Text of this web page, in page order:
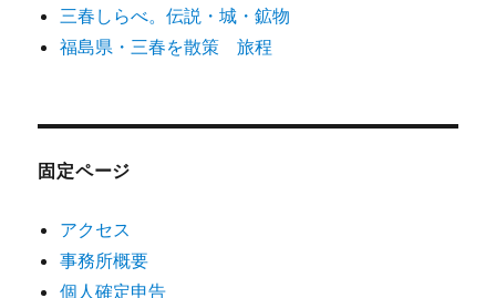
三春しらべ。伝説・城・鉱物
福島県・三春を散策 旅程
固定ページ
アクセス
事務所概要
個人確定申告